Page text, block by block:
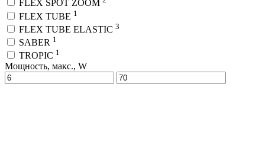
FLEX SPOT ZOOM
FLEX TUBE 1
FLEX TUBE ELASTIC 3
SABER 1
TROPIC 1
Мощность, макс., W